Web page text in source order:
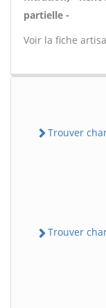
partielle -
Voir la fiche
Trouver
Trouver